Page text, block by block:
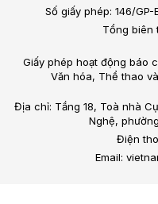
Số giấy phép: 146/
Tổng biên
Giấy phép hoạt động báo
Văn hóa, Thể thao
Địa chỉ: Tầng 18, Toà nhà
Nghệ,
Điện
Email: